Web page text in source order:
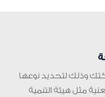
وذلك لتحديد نوعها
مثل هيئة التنمية